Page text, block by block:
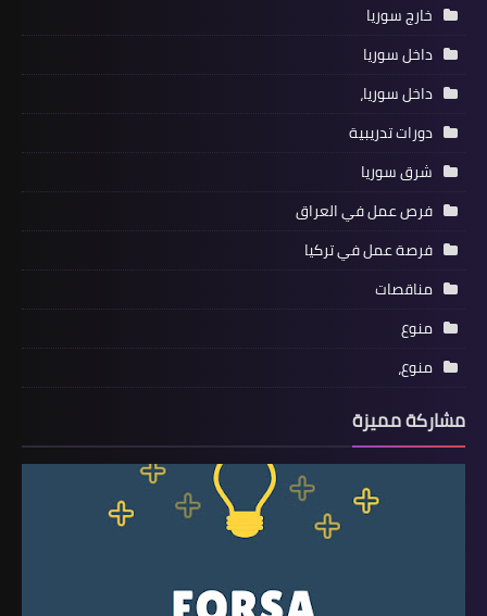
خارج سوريا
داخل سوريا
داخل سوريا،
دورات تدريبية
شرق سوريا
فرص عمل في العراق
فرصة عمل في تركيا
مناقصات
منوع
منوع،
مشاركة مميزة